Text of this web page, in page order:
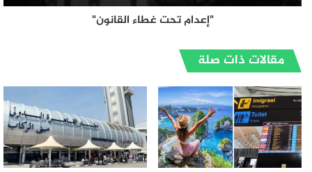
"إعدام تحت غطاء القانون"
مقالات ذات صلة